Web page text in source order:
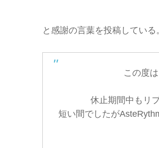
と感謝の言葉を投稿している
この度
休止期間中もリ
短い間でしたが